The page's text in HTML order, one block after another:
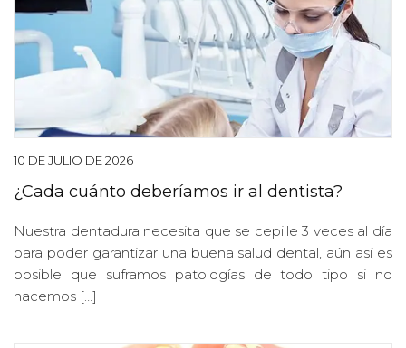
10 DE JULIO DE 2026
¿Cada cuánto deberíamos ir al dentista?
Nuestra dentadura necesita que se cepille 3 veces al día
para poder garantizar una buena salud dental, aún así es
posible que suframos patologías de todo tipo si no
hacemos […]